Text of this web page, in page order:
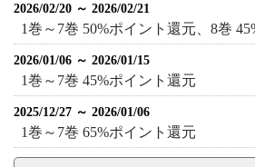
2026/02/20 ～ 2026/02/21
1巻～7巻 50%ポイント還元、8巻
2026/01/06 ～ 2026/01/15
1巻～7巻 45%ポイント還元
2025/12/27 ～ 2026/01/06
1巻～7巻 65%ポイント還元